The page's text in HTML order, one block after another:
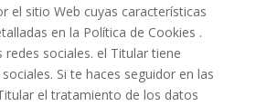
el sitio Web cuyas características
en la Política de Cookies .
redes sociales. el Titular tiene
Si te haces seguidor en las
el tratamiento de los datos